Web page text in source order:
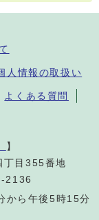
人情報の取扱い
よくある質問
】
丁目355番地
2136
から午後5時15分